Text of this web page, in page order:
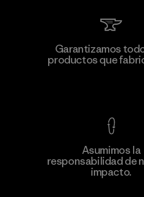
Garantizamos
productos que
Asumimos la
responsabilidad de
impacto.